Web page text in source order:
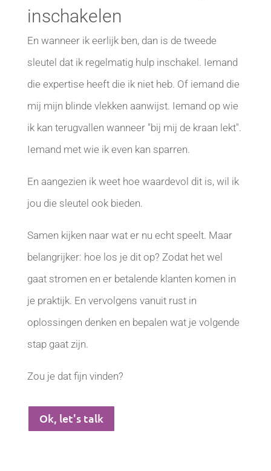
inschakelen
En wanneer ik eerlijk ben, dan is de tweede
sleutel dat ik regelmatig hulp inschakel. Iemand
die expertise heeft die ik niet heb. Of iemand die
mij mijn blinde vlekken aanwijst. Iemand op wie
ik kan terugvallen wanneer "bij mij de kraan lekt".
Iemand met wie ik even kan sparren.
En aangezien ik weet hoe waardevol dit is, wil ik
jou die sleutel ook bieden.
Samen kijken naar wat er nu echt speelt. Maar
belangrijker: hoe los je dit op? Zodat het wel
gaat stromen en er betalende klanten komen in
je praktijk. En vervolgens vanuit rust in
oplossingen denken en bepalen wat je volgende
stap gaat zijn.
Zou je dat fijn vinden?
Ok, let's talk